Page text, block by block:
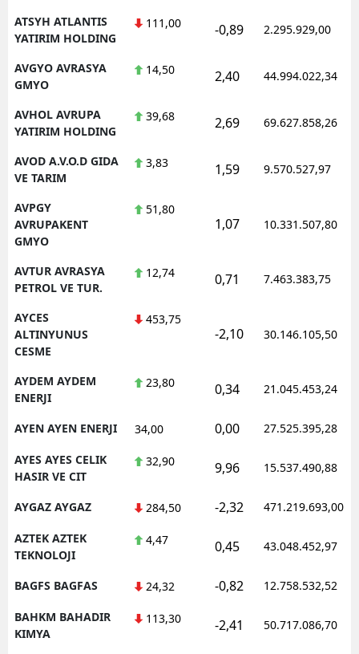
ATSYH ATLANTIS
YATIRIM HOLDING
111,00 -0,89 2.295.929,00
AVGYO AVRASYA
GMYO
14,50 2,40 44.994.022,34
AVHOL AVRUPA
YATIRIM HOLDING
39,68 2,69 69.627.858,26
AVOD A.V.O.D GIDA
VE TARIM
3,83 1,59 9.570.527,97
AVPGY
AVRUPAKENT
GMYO
51,80
1,07 10.331.507,80
AVTUR AVRASYA
PETROL VE TUR.
12,74 0,71 7.463.383,75
AYCES
ALTINYUNUS
CESME
453,75
-2,10 30.146.105,50
AYDEM AYDEM
ENERJI
23,80 0,34 21.045.453,24
AYEN AYEN ENERJI 34,00 0,00 27.525.395,28
AYES AYES CELIK
HASIR VE CIT
32,90 9,96 15.537.490,88
AYGAZ AYGAZ 284,50 -2,32 471.219.693,00
AZTEK AZTEK
TEKNOLOJI
4,47 0,45 43.048.452,97
BAGFS BAGFAS 24,32 -0,82 12.758.532,52
BAHKM BAHADIR
KIMYA
113,30 -2,41 50.717.086,70